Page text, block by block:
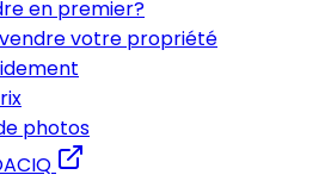
en premier?
vendre votre propriété
photos